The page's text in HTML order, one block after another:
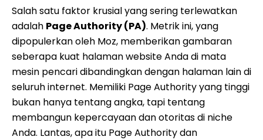
Salah satu faktor krusial yang sering terlewatkan
adalah Page Authority (PA). Metrik ini, yang
dipopulerkan oleh Moz, memberikan gambaran
seberapa kuat halaman website Anda di mata
mesin pencari dibandingkan dengan halaman lain di
seluruh internet. Memiliki Page Authority yang tinggi
bukan hanya tentang angka, tapi tentang
membangun kepercayaan dan otoritas di niche
Anda. Lantas, apa itu Page Authority dan